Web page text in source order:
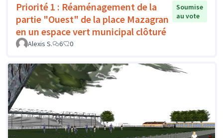
Priorité 1 : Réaménagement de la
partie "Ouest" de la place Mazagran
en un espace vert municipal clôturé
Soumise
au vote
Alexis S. 6 0